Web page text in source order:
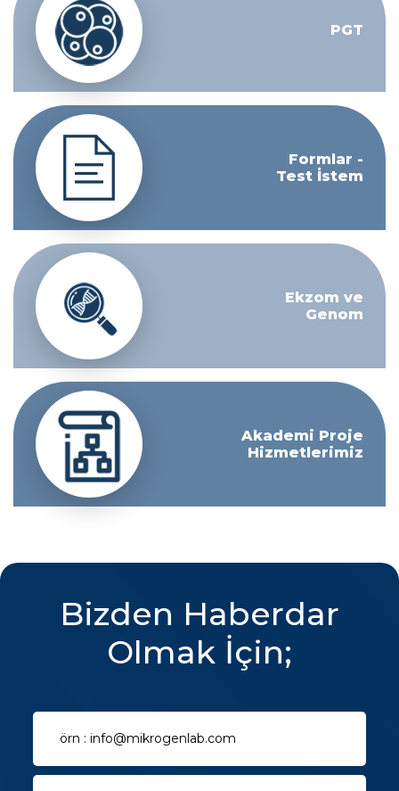
PGT
Formlar -
Test İstem
Ekzom ve
Genom
Akademi Proje
Hizmetlerimiz
Bizden Haberdar
Olmak İçin;